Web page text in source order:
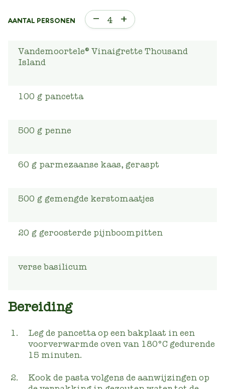
AANTAL PERSONEN – 4 +
Vandemoortele® Vinaigrette Thousand
Island
100 g pancetta
500 g penne
60 g parmezaanse kaas, geraspt
500 g gemengde kerstomaatjes
20 g geroosterde pijnboompitten
verse basilicum
Bereiding
Leg de pancetta op een bakplaat in een
voorverwarmde oven van 180°C gedurende
15 minuten.
Kook de pasta volgens de aanwijzingen op